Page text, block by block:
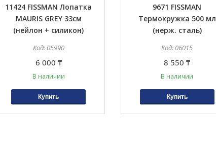
11424 FISSMAN Лопатка
MAURIS GREY 33см
(нейлон + силикон)
05990
6 000 ₸
В наличии
Купить
9671 FISSMAN
Термокружка 500 мл
(нерж. сталь)
06015
8 550 ₸
В наличии
Купить